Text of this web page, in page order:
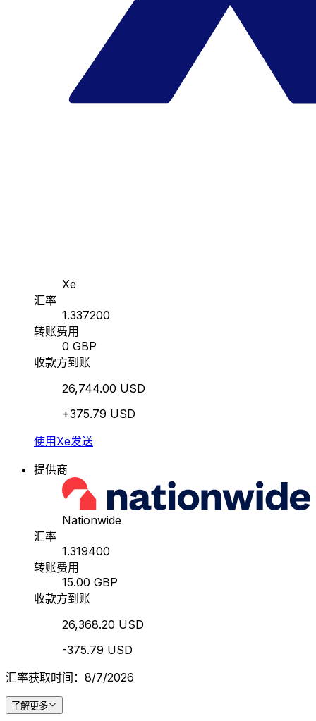
Xe
汇率
1.337200
转账费用
0 GBP
收款方到账
26,744.00 USD
+375.79 USD
使用Xe发送
提供商
Nationwide
汇率
1.319400
转账费用
15.00 GBP
收款方到账
26,368.20 USD
-375.79 USD
汇率获取时间：8/7/2026
了解更多